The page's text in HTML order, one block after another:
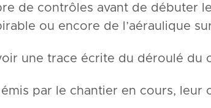
de contrôles avant de débuter
ou encore de l’aéraulique
une trace écrite du déroulé du
par le chantier en cours, leur